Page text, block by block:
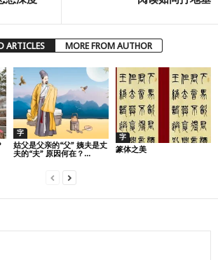
ARTICLES MORE FROM AUTHOR
字
姑父是父亲的“父” 姨夫是丈
夫的“夫” 原因何在？...
字
篆体之美